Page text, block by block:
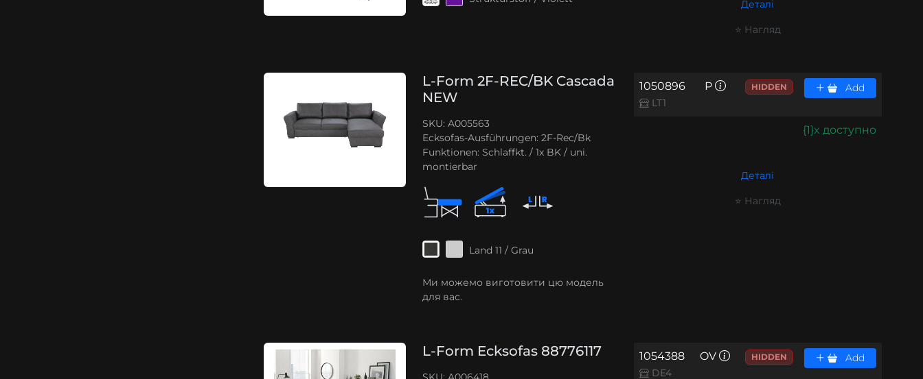
Деталі
⭐ Нагляд
L-Form 2F-REC/BK Cascada
NEW
SKU: A005563
Ecksofas-Ausführungen: 2F-Rec/Bk
Funktionen: Schlaffkt. / 1x BK / uni.
montierbar
Land 11 / Grau
Ми можемо виготовити цю модель
для вас.
1050896
LT1
P HIDDEN Add
{1}x доступно
Деталі
⭐ Нагляд
L-Form Ecksofas 88776117 1054388
DE4
OV HIDDEN Add